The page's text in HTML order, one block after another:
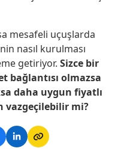
mesafeli uçuşlarda
nasıl kurulması
getiriyor. Sizce bir
bağlantısı olmazsa
daha uygun fiyatlı
vazgeçilebilir mi?